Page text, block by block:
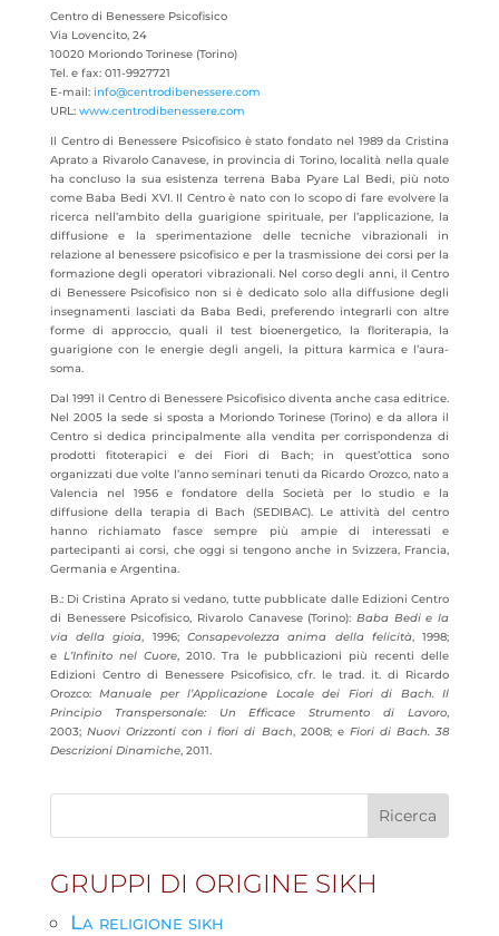
Centro di Benessere Psicofisico
Via Lovencito, 24
10020 Moriondo Torinese (Torino)
Tel. e fax: 011-9927721
E-mail: info@centrodibenessere.com
URL: www.centrodibenessere.com
Il Centro di Benessere Psicofisico è stato fondato nel 1989 da Cristina
Aprato a Rivarolo Canavese, in provincia di Torino, località nella quale
ha concluso la sua esistenza terrena Baba Pyare Lal Bedi, più noto
come Baba Bedi XVI. Il Centro è nato con lo scopo di fare evolvere la
ricerca nell’ambito della guarigione spirituale, per l’applicazione, la
diffusione e la sperimentazione delle tecniche vibrazionali in
relazione al benessere psicofisico e per la trasmissione dei corsi per la
formazione degli operatori vibrazionali. Nel corso degli anni, il Centro
di Benessere Psicofisico non si è dedicato solo alla diffusione degli
insegnamenti lasciati da Baba Bedi, preferendo integrarli con altre
forme di approccio, quali il test bioenergetico, la floriterapia, la
guarigione con le energie degli angeli, la pittura karmica e l’aura-
soma.
Dal 1991 il Centro di Benessere Psicofisico diventa anche casa editrice.
Nel 2005 la sede si sposta a Moriondo Torinese (Torino) e da allora il
Centro si dedica principalmente alla vendita per corrispondenza di
prodotti fitoterapici e dei Fiori di Bach; in quest’ottica sono
organizzati due volte l’anno seminari tenuti da Ricardo Orozco, nato a
Valencia nel 1956 e fondatore della Società per lo studio e la
diffusione della terapia di Bach (SEDIBAC). Le attività del centro
hanno richiamato fasce sempre più ampie di interessati e
partecipanti ai corsi, che oggi si tengono anche in Svizzera, Francia,
Germania e Argentina.
B.: Di Cristina Aprato si vedano, tutte pubblicate dalle Edizioni Centro
di Benessere Psicofisico, Rivarolo Canavese (Torino):Baba Bedi e la
via della gioia, 1996;Consapevolezza anima della felicità, 1998;
e L’Infinito nel Cuore, 2010. Tra le pubblicazioni più recenti delle
Edizioni Centro di Benessere Psicofisico, cfr. le trad. it. di Ricardo
Orozco:Manuale per l’Applicazione Locale dei Fiori di Bach. Il
Principio Transpersonale: Un Efficace Strumento di Lavoro,
2003; Nuovi Orizzonti con i fiori di Bach, 2008; e Fiori di Bach. 38
Descrizioni Dinamiche, 2011.
GRUPPI DI ORIGINE SIKH
La religione sikh